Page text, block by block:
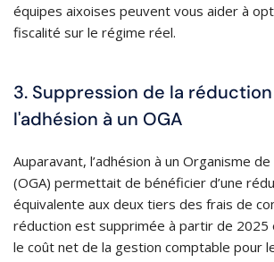
équipes aixoises peuvent vous aider à
fiscalité sur le régime réel.
3. Suppression de la
l'adhésion à un OGA
Auparavant, l’adhésion à un Organisme
(OGA) permettait de bénéficier d’une
équivalente aux deux tiers des frais de
réduction est supprimée à partir de 2025
le coût net de la gestion comptable pour